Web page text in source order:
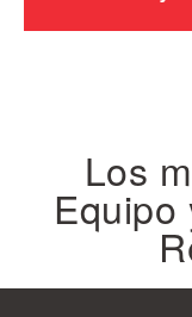
Los
Equipo